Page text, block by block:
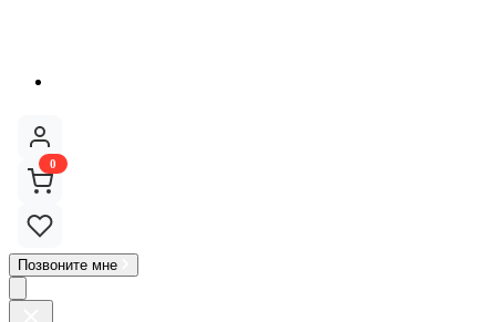
0
Позвоните мне